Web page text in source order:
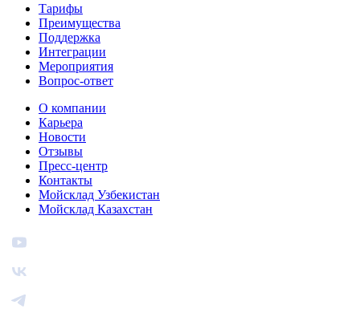
Тарифы
Преимущества
Поддержка
Интеграции
Мероприятия
Вопрос-ответ
О компании
Карьера
Новости
Отзывы
Пресс-центр
Контакты
Мойсклад Узбекистан
Мойсклад Казахстан